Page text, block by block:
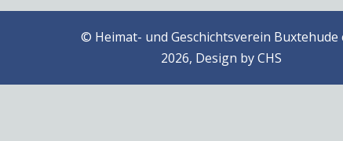
© Heimat- und Geschichtsverein Buxtehude
2026, Design byCHS